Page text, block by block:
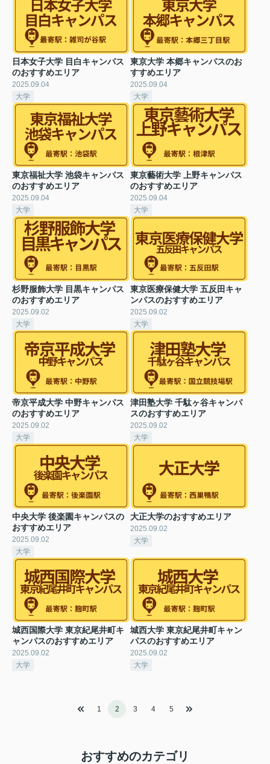
日本女子大学 目白キャンパス
のおすすめエリア
2025.09.04
大学
東京大学 本郷キャンパスのお
すすめエリア
2025.09.04
大学
東京福祉大学 池袋キャンパス
のおすすめエリア
2025.09.04
大学
東京藝術大学 上野キャンパス
のおすすめエリア
2025.09.04
大学
杉野服飾大学 目黒キャンパス
のおすすめエリア
2025.09.02
大学
東京医療保健大学 五反田キャ
ンパスのおすすめエリア
2025.09.02
大学
帝京平成大学 中野キャンパス
のおすすめエリア
2025.09.02
大学
津田塾大学 千駄ヶ谷キャンパ
スのおすすめエリア
2025.09.02
大学
中央大学 後楽園キャンパスの
おすすめエリア
2025.09.02
大学
大正大学のおすすめエリア
2025.09.02
大学
城西国際大学 東京紀尾井町キ
ャンパスのおすすめエリア
2025.09.02
大学
城西大学 東京紀尾井町キャン
パスのおすすめエリア
2025.09.02
大学
1 2 3 4 5
おすすめのカテゴリ